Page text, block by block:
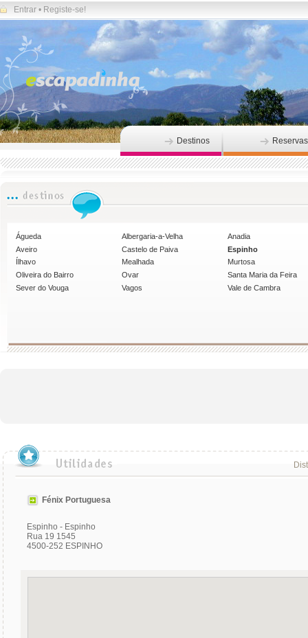
Entrar • Registe-se!
Destinos Reservas
Águeda Albergaria-a-Velha
Anadia
Aveiro
Castelo de Paiva
Espinho
Ílhavo
Mealhada
Murtosa
Oliveira do Bairro
Ovar
Santa Maria da Feira
Sever do Vouga
Vagos Vale de Cambra
Fénix Portuguesa
Espinho - Espinho
Rua 19 1545
4500-252 ESPINHO